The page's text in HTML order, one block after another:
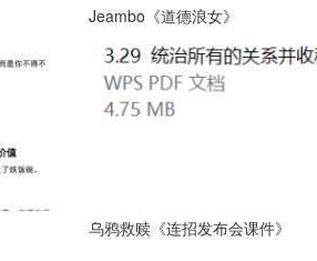
Jeambo《道德浪女》
乌鸦救赎《连招发布会课件》